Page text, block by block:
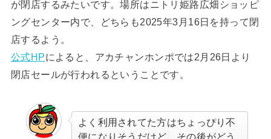
が閉店するみたいです。場所はニトリ姫路広畑ショッピ
ングセンター内で、どちらも2025年3月16日を持って閉
店するよう。
公式HPによると、アカチャンホンポでは2月26日より
閉店セールが行われるということです。
よく利用されてた方はちょっぴり不
便になりそうだけど、その後がどう